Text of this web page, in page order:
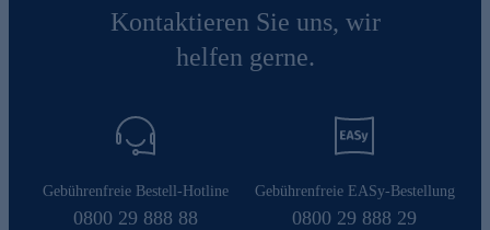
Kontaktieren Sie uns, wir
helfen gerne.
Gebührenfreie Bestell-Hotline
0800 29 888 88
Gebührenfreie EASy-Bestellung
0800 29 888 29